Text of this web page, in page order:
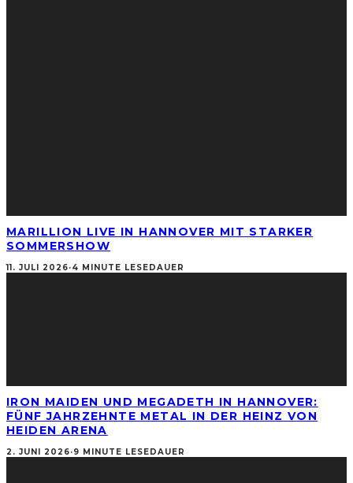
MARILLION LIVE IN HANNOVER MIT STARKER
SOMMERSHOW
11. JULI 2026·4 MINUTE LESEDAUER
IRON MAIDEN UND MEGADETH IN HANNOVER:
FÜNF JAHRZEHNTE METAL IN DER HEINZ VON
HEIDEN ARENA
2. JUNI 2026·9 MINUTE LESEDAUER